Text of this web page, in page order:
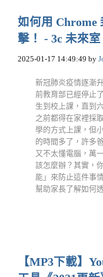
如何用 Chrome
擊！ - 3c 未來室
2025-01-17 14:49:49 by
新冠肺炎疫情逐漸
前教育部已經停止
生到校上課，直到
之前都得在家裡採
學的方式上課，但
的時間多了，許多
又不太懂電腦，萬
該怎麼辦？其實，
能」來防止這件事
幫助家長了解如何
【MP3下載】